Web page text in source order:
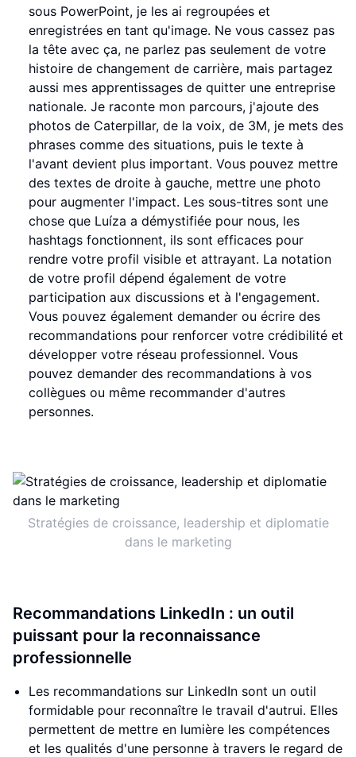
sous PowerPoint, je les ai regroupées et
enregistrées en tant qu'image. Ne vous cassez pas
la tête avec ça, ne parlez pas seulement de votre
histoire de changement de carrière, mais partagez
aussi mes apprentissages de quitter une entreprise
nationale. Je raconte mon parcours, j'ajoute des
photos de Caterpillar, de la voix, de 3M, je mets des
phrases comme des situations, puis le texte à
l'avant devient plus important. Vous pouvez mettre
des textes de droite à gauche, mettre une photo
pour augmenter l'impact. Les sous-titres sont une
chose que Luíza a démystifiée pour nous, les
hashtags fonctionnent, ils sont efficaces pour
rendre votre profil visible et attrayant. La notation
de votre profil dépend également de votre
participation aux discussions et à l'engagement.
Vous pouvez également demander ou écrire des
recommandations pour renforcer votre crédibilité et
développer votre réseau professionnel. Vous
pouvez demander des recommandations à vos
collègues ou même recommander d'autres
personnes.
Stratégies de croissance, leadership et diplomatie
dans le marketing
Recommandations LinkedIn : un outil
puissant pour la reconnaissance
professionnelle
Les recommandations sur LinkedIn sont un outil
formidable pour reconnaître le travail d'autrui. Elles
permettent de mettre en lumière les compétences
et les qualités d'une personne à travers le regard de